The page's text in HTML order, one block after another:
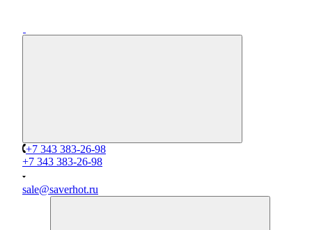
+7 343 383-26-98
+7 343 383-26-98
sale@saverhot.ru